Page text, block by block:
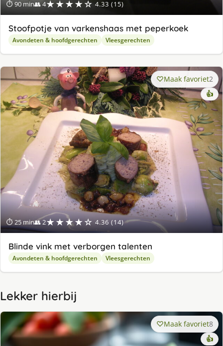
⏱ 90 min👥 4★★★★☆ 4.33 (15)
Stoofpotje van varkenshaas met peperkoek
Avondeten & hoofdgerechten Vleesgerechten
⏱ 25 min👥 2★★★★☆ 4.36 (14)
Maak favoriet2
👍
Blinde vink met verborgen talenten
Avondeten & hoofdgerechten Vleesgerechten
Lekker hierbij
Maak favoriet8
👍